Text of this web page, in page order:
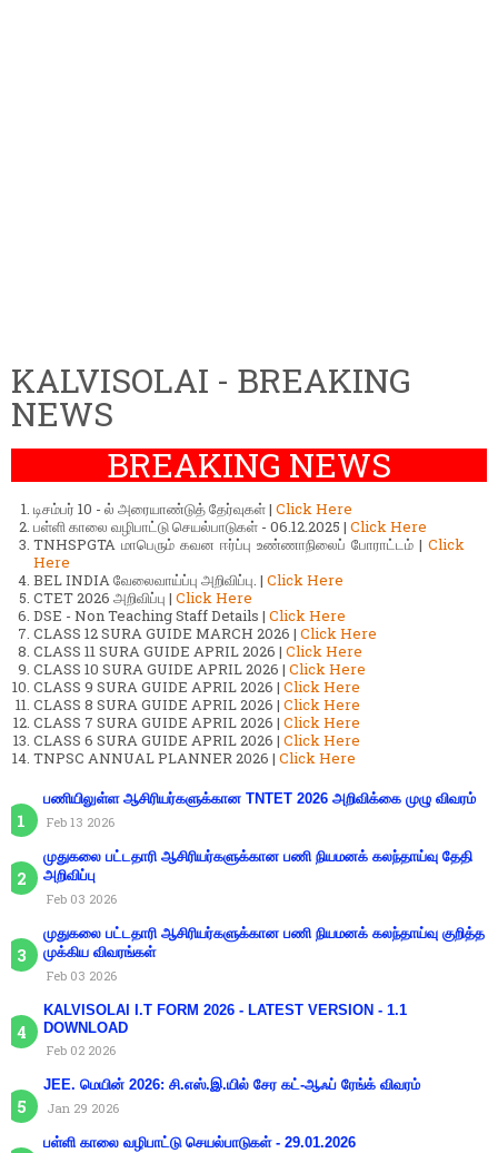
KALVISOLAI - BREAKING
NEWS
BREAKING NEWS
டிசம்பர் 10 - ல் அரையாண்டுத் தேர்வுகள் | Click Here
பள்ளி காலை வழிபாட்டு செயல்பாடுகள் - 06.12.2025 | Click Here
TNHSPGTA மாபெரும் கவன ஈர்ப்பு உண்ணாநிலைப் போராட்டம் | Click
Here
BEL INDIA வேலைவாய்ப்பு அறிவிப்பு. | Click Here
CTET 2026 அறிவிப்பு | Click Here
DSE - Non Teaching Staff Details | Click Here
CLASS 12 SURA GUIDE MARCH 2026 | Click Here
CLASS 11 SURA GUIDE APRIL 2026 | Click Here
CLASS 10 SURA GUIDE APRIL 2026 | Click Here
CLASS 9 SURA GUIDE APRIL 2026 | Click Here
CLASS 8 SURA GUIDE APRIL 2026 | Click Here
CLASS 7 SURA GUIDE APRIL 2026 | Click Here
CLASS 6 SURA GUIDE APRIL 2026 | Click Here
TNPSC ANNUAL PLANNER 2026 | Click Here
பணியிலுள்ள ஆசிரியர்களுக்கான TNTET 2026 அறிவிக்கை முழு விவரம்
Feb 13 2026
முதுகலை பட்டதாரி ஆசிரியர்களுக்கான பணி நியமனக் கலந்தாய்வு தேதி
அறிவிப்பு
Feb 03 2026
முதுகலை பட்டதாரி ஆசிரியர்களுக்கான பணி நியமனக் கலந்தாய்வு குறித்த
முக்கிய விவரங்கள்
Feb 03 2026
KALVISOLAI I.T FORM 2026 - LATEST VERSION - 1.1
DOWNLOAD
Feb 02 2026
JEE. மெயின் 2026: சி.எஸ்.இ.யில் சேர கட்-ஆஃப் ரேங்க் விவரம்
Jan 29 2026
பள்ளி காலை வழிபாட்டு செயல்பாடுகள் - 29.01.2026